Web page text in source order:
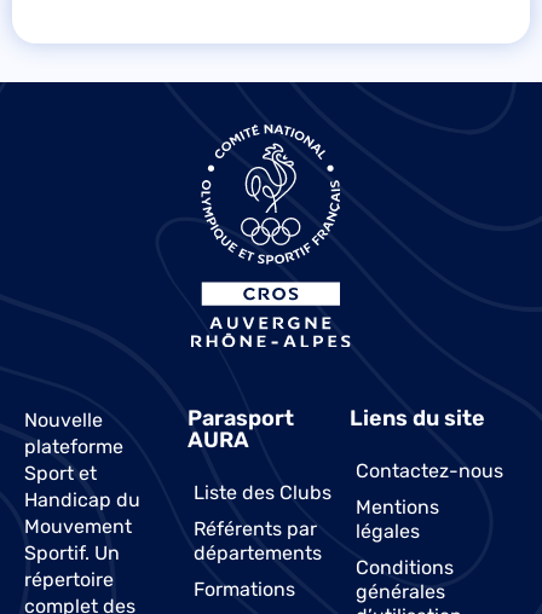
Nouvelle
plateforme
Sport et
Handicap du
Mouvement
Sportif. Un
répertoire
complet des
Parasport
AURA
Liste des Clubs
Référents par
départements
Formations
Liens du site
Contactez-nous
Mentions
légales
Conditions
générales